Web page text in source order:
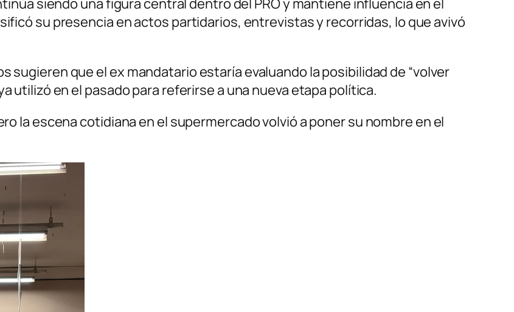
siendo una figura central dentro del PRO y mantiene influencia en el
su presencia en actos partidarios, entrevistas y recorridas, lo que avivó
que el ex mandatario estaría evaluando la posibilidad de “volver
utilizó en el pasado para referirse a una nueva etapa política.
la escena cotidiana en el supermercado volvió a poner su nombre en el